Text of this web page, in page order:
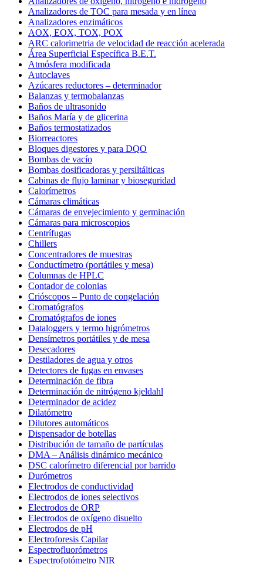
Analizadores de TOC para mesada y en línea
Analizadores enzimáticos
AOX, EOX, TOX, POX
ARC calorimetria de velocidad de reacción acelerada
Área Superficial Específica B.E.T.
Atmósfera modificada
Autoclaves
Azúcares reductores – determinador
Balanzas y termobalanzas
Baños de ultrasonido
Baños María y de glicerina
Baños termostatizados
Biorreactores
Bloques digestores y para DQO
Bombas de vacío
Bombas dosificadoras y persiltálticas
Cabinas de flujo laminar y bioseguridad
Calorímetros
Cámaras climáticas
Cámaras de envejecimiento y germinación
Cámaras para microscopios
Centrífugas
Chillers
Concentradores de muestras
Conductímetro (portátiles y mesa)
Columnas de HPLC
Contador de colonias
Crióscopos – Punto de congelación
Cromatógrafos
Cromatógrafos de iones
Dataloggers y termo higrómetros
Densímetros portátiles y de mesa
Desecadores
Destiladores de agua y otros
Detectores de fugas en envases
Determinación de fibra
Determinación de nitrógeno kjeldahl
Determinador de acidez
Dilatómetro
Dilutores automáticos
Dispensador de botellas
Distribución de tamaño de partículas
DMA – Análisis dinámico mecánico
DSC calorímetro diferencial por barrido
Durómetros
Electrodos de conductividad
Electrodos de iones selectivos
Electrodos de ORP
Electrodos de oxígeno disuelto
Electrodos de pH
Electroforesis Capilar
Espectrofluorómetros
Espectrofotómetro NIR